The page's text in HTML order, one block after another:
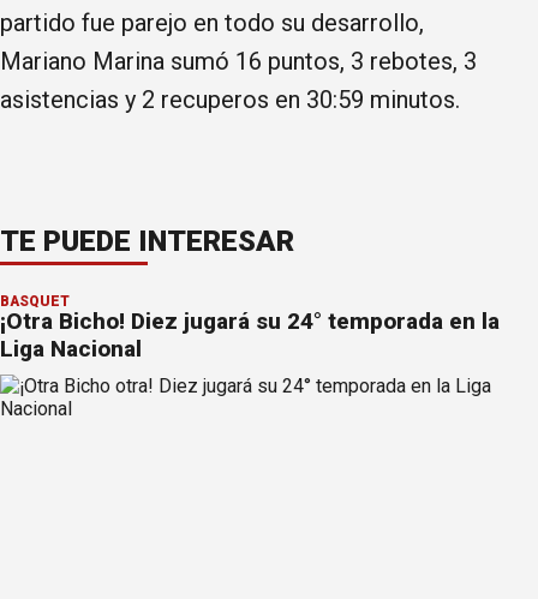
partido fue parejo en todo su desarrollo,
Mariano Marina sumó 16 puntos, 3 rebotes, 3
asistencias y 2 recuperos en 30:59 minutos.
TE PUEDE INTERESAR
BÁSQUET
¡Otra Bicho! Diez jugará su 24° temporada en la
Liga Nacional